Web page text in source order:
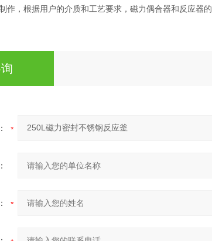
作，根据用户的介质和工艺要求，磁力偶合器和反应